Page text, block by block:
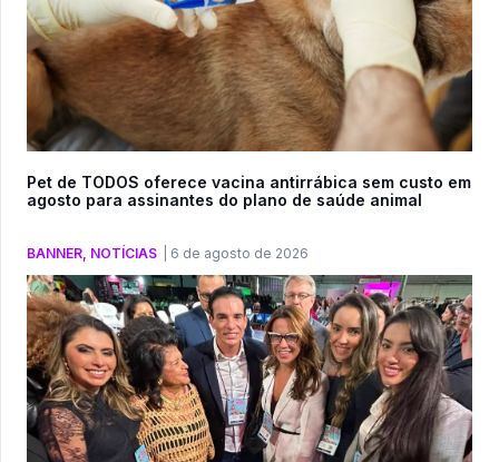
Pet de TODOS oferece vacina antirrábica sem custo em
agosto para assinantes do plano de saúde animal
BANNER NOTÍCIAS 6 de agosto de 2026